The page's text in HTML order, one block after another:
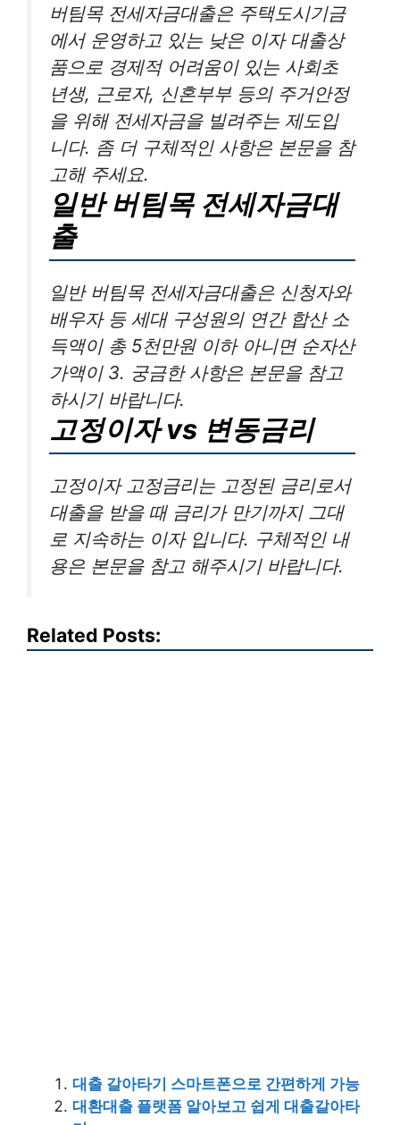
버팀목 전세자금대출은 주택도시기금
에서 운영하고 있는 낮은 이자 대출상
품으로 경제적 어려움이 있는 사회초
년생, 근로자, 신혼부부 등의 주거안정
을 위해 전세자금을 빌려주는 제도입
니다. 좀 더 구체적인 사항은 본문을 참
고해 주세요.
일반 버팀목 전세자금대
출
일반 버팀목 전세자금대출은 신청자와
배우자 등 세대 구성원의 연간 합산 소
득액이 총 5천만원 이하 아니면 순자산
가액이 3. 궁금한 사항은 본문을 참고
하시기 바랍니다.
고정이자 vs 변동금리
고정이자 고정금리는 고정된 금리로서
대출을 받을 때 금리가 만기까지 그대
로 지속하는 이자 입니다. 구체적인 내
용은 본문을 참고 해주시기 바랍니다.
Related Posts:
대출 갈아타기 스마트폰으로 간편하게 가능
대환대출 플랫폼 알아보고 쉽게 대출갈아타